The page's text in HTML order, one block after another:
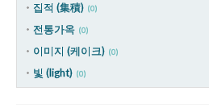
집적 (集積) (0)
전통가옥 (0)
이미지 (케이크) (0)
빛 (light) (0)